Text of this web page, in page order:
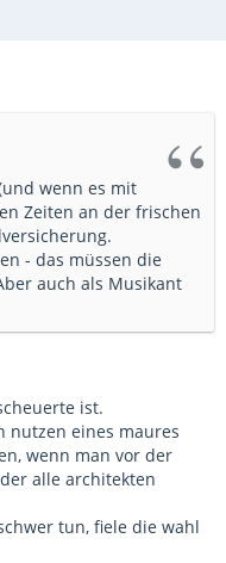
wenn es mit
Zeiten an der frischen
- das müssen die
auch als Musikant
ist.
nutzen eines maures
wenn man vor der
alle architekten
tun, fiele die wahl